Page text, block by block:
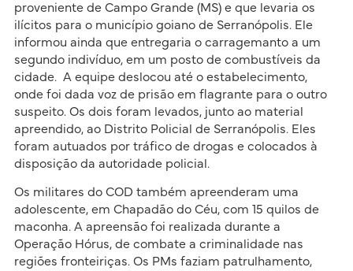
proveniente de Campo Grande (MS) e que levaria os
ilícitos para o município goiano de Serranópolis. Ele
informou ainda que entregaria o carragemanto a um
segundo indivíduo, em um posto de combustíveis da
cidade. A equipe deslocou até o estabelecimento,
onde foi dada voz de prisão em flagrante para o outro
suspeito. Os dois foram levados, junto ao material
apreendido, ao Distrito Policial de Serranópolis. Eles
foram autuados por tráfico de drogas e colocados à
disposição da autoridade policial.
Os militares do COD também apreenderam uma
adolescente, em Chapadão do Céu, com 15 quilos de
maconha. A apreensão foi realizada durante a
Operação Hórus, de combate a criminalidade nas
regiões fronteiriças. Os PMs faziam patrulhamento,